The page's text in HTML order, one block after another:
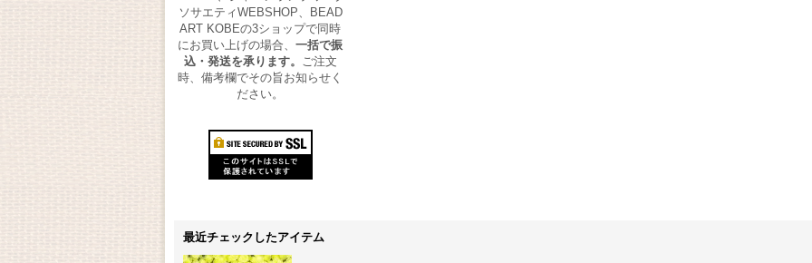
ソサエティWEBSHOP、BEAD
ART KOBEの3ショップで同時
にお買い上げの場合、 一括で振
込・発送を承ります。 ご注文
時、備考欄でその旨お知らせく
ださい。
最近チェックしたアイテム